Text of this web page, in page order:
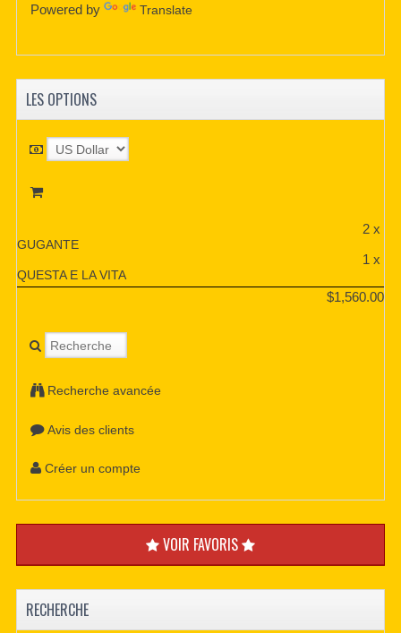
Powered by Translate
LES OPTIONS
2 x
GUGANTE
1 x
QUESTA E LA VITA
$1,560.00
Recherche avancée
Avis des clients
Créer un compte
VOIR FAVORIS
RECHERCHE